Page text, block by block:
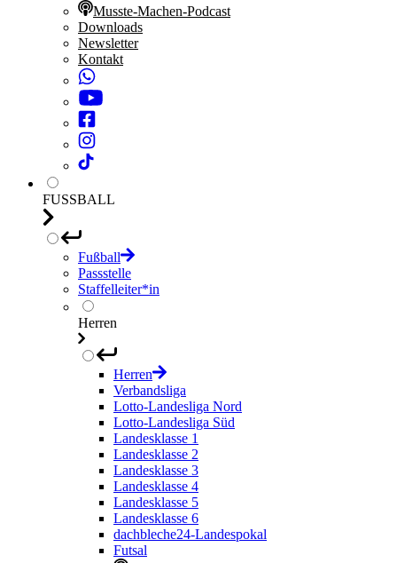
Musste-Machen-Podcast
Downloads
Newsletter
Kontakt
FUSSBALL
Fußball
Passstelle
Staffelleiter*in
Herren
Herren
Verbandsliga
Lotto-Landesliga Nord
Lotto-Landesliga Süd
Landesklasse 1
Landesklasse 2
Landesklasse 3
Landesklasse 4
Landesklasse 5
Landesklasse 6
dachbleche24-Landespokal
Futsal